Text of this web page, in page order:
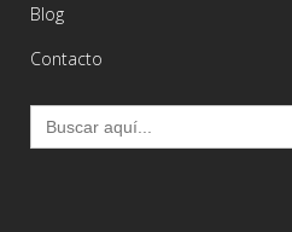
Blog
Contacto
Buscar: